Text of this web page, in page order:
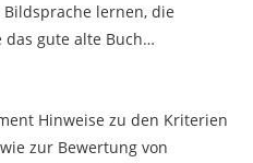
lernen, die
gute alte Buch…
Hinweise zu den Kriterien
zur Bewertung von